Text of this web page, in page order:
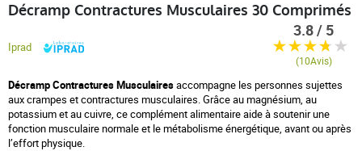
Décramp Contractures Musculaires 30 Comprimés
Iprad
Décramp Contractures Musculairesaccompagne les personnes sujettes
aux crampes et contractures musculaires. Grâce au magnésium, au
potassium et au cuivre, ce complément alimentaire aide à soutenir une
fonction musculaire normale et le métabolisme énergétique, avant ou après
l’effort physique.
3.8 / 5
(10Avis)